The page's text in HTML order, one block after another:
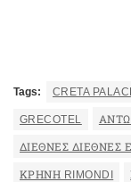
Tags: CRETA
GRECOTEL
ΔΙΕΘΝΈΣ ΔΙΕΘΝΈΣ
ΚΡΉΝΗ RIMONDI